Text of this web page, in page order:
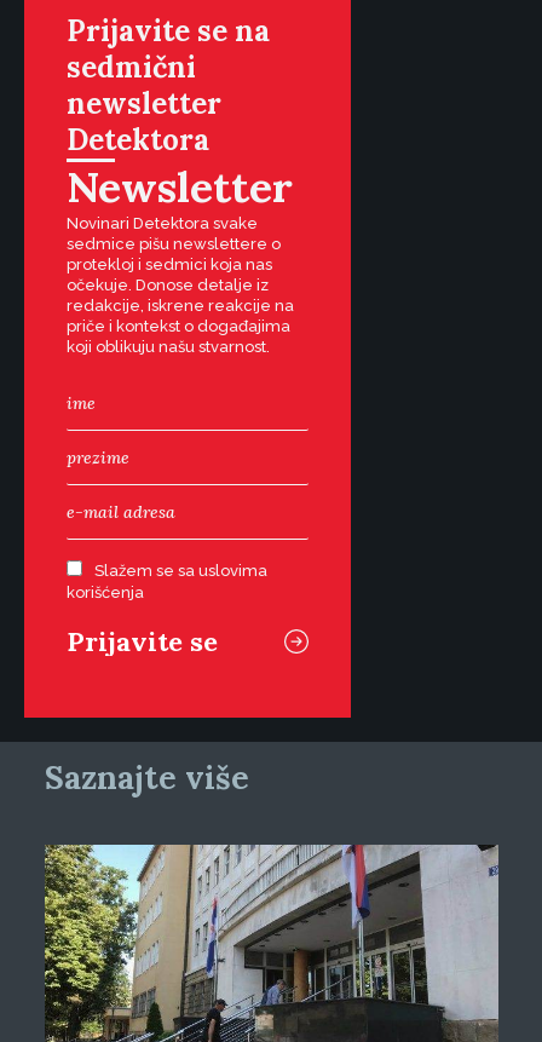
Prijavite se na
sedmični
newsletter
Detektora
Newsletter
Novinari Detektora svake
sedmice pišu newslettere o
protekloj i sedmici koja nas
očekuje. Donose detalje iz
redakcije, iskrene reakcije na
priče i kontekst o događajima
koji oblikuju našu stvarnost.
Slažem se sa uslovima
korišćenja
Saznajte više